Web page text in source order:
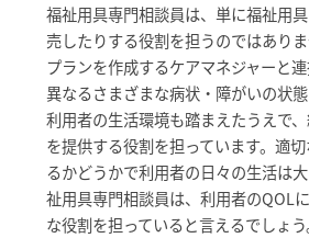
福祉用具専門相談員は、単に福祉用
売したりする役割を担うのではあり
プランを作成するケアマネジャーと
異なるさまざまな病状・障がいの状態
利用者の生活環境も踏まえたうえで
を提供する役割を担っています。適
るかどうかで利用者の日々の生活は
祉用具専門相談員は、利用者のQOL
な役割を担っていると言えるでしょう